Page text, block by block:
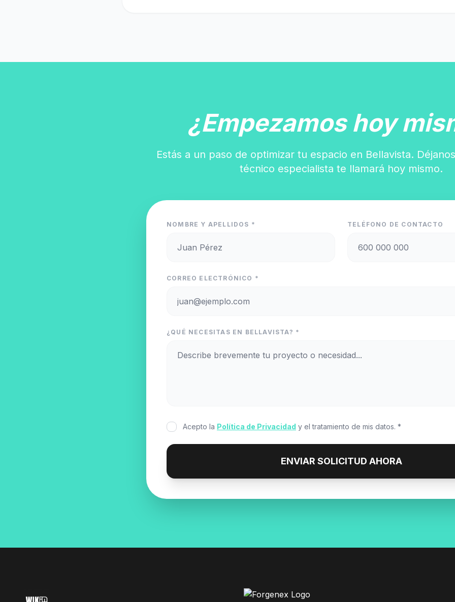
¿Empezamos hoy
Estás a un paso de optimizar tu espacio en Bellavista.
técnico especialista te llamará hoy mismo.
NOMBRE Y APELLIDOS * TELÉFONO DE CONTACTO
CORREO ELECTRÓNICO *
¿QUÉ NECESITAS EN BELLAVISTA? *
Acepto la Política de Privacidad y el tratamiento de mis datos. *
ENVIAR SOLICITUD AHORA